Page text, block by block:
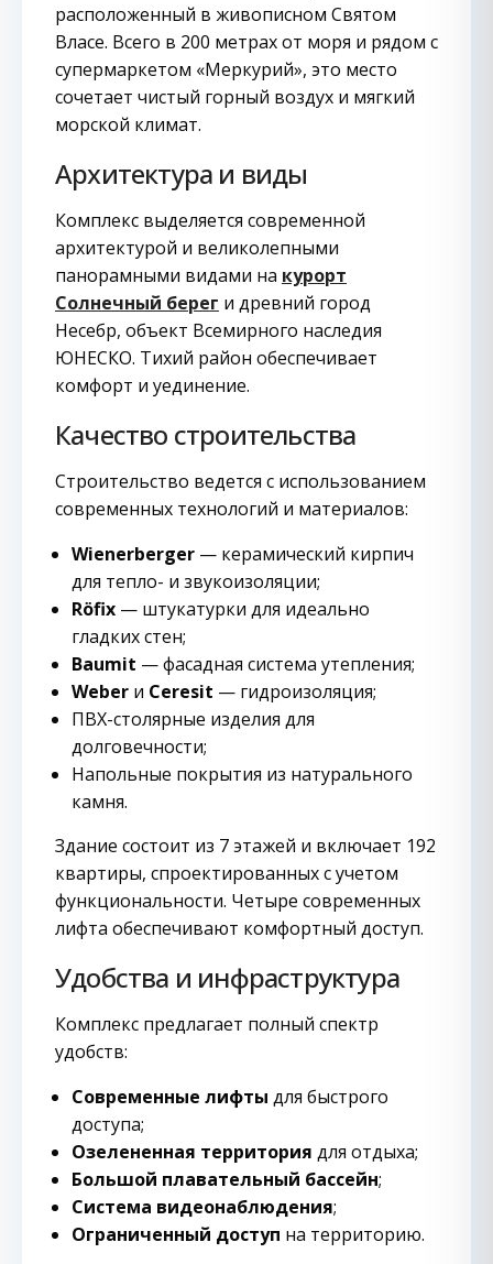
расположенный в живописном Святом
Власе. Всего в 200 метрах от моря и рядом с
супермаркетом «Меркурий», это место
сочетает чистый горный воздух и мягкий
морской климат.
Архитектура и виды
Комплекс выделяется современной
архитектурой и великолепными
панорамными видами на курорт
Солнечный берег и древний город
Несебр, объект Всемирного наследия
ЮНЕСКО. Тихий район обеспечивает
комфорт и уединение.
Качество строительства
Строительство ведется с использованием
современных технологий и материалов:
Wienerberger — керамический кирпич
для тепло- и звукоизоляции;
Röfix — штукатурки для идеально
гладких стен;
Baumit — фасадная система утепления;
Weber и Ceresit — гидроизоляция;
ПВХ-столярные изделия для
долговечности;
Напольные покрытия из натурального
камня.
Здание состоит из 7 этажей и включает 192
квартиры, спроектированных с учетом
функциональности. Четыре современных
лифта обеспечивают комфортный доступ.
Удобства и инфраструктура
Комплекс предлагает полный спектр
удобств:
Современные лифты для быстрого
доступа;
Озелененная территория для отдыха;
Большой плавательный бассейн;
Система видеонаблюдения;
Ограниченный доступ на территорию.